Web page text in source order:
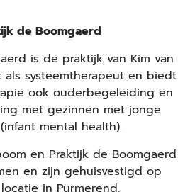
de Boomgaerd
is de praktijk van Kim van
als systeemtherapeut en biedt
ook ouderbegeleiding en
met gezinnen met jonge
mental health).
en Praktijk de Boomgaerd
en zijn gehuisvestigd op
in Purmerend.